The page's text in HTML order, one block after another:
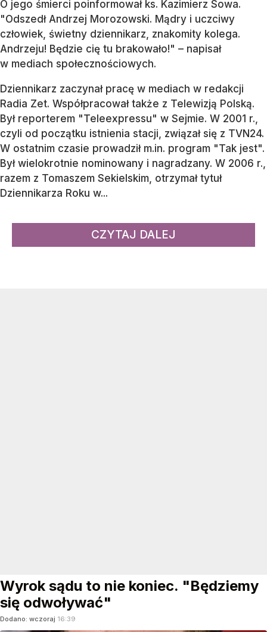
O jego śmierci poinformował ks. Kazimierz Sowa.
"Odszedł Andrzej Morozowski. Mądry i uczciwy
człowiek, świetny dziennikarz, znakomity kolega.
Andrzeju! Będzie cię tu brakowało!" – napisał
w mediach społecznościowych.
Dziennikarz zaczynał pracę w mediach w redakcji
Radia Zet. Współpracował także z Telewizją Polską.
Był reporterem "Teleexpressu" w Sejmie. W 2001 r.,
czyli od początku istnienia stacji, związał się z TVN24.
W ostatnim czasie prowadził m.in. program "Tak jest".
Był wielokrotnie nominowany i nagradzany. W 2006 r.,
razem z Tomaszem Sekielskim, otrzymał tytuł
Dziennikarza Roku w...
CZYTAJ DALEJ
Wyrok sądu to nie koniec. "Będziemy
się odwoływać"
Dodano: wczoraj 16:39